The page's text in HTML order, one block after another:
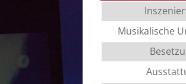
Musikalische